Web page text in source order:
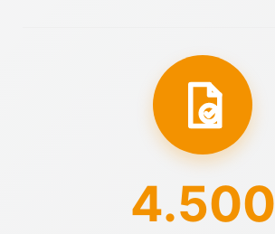
4.500